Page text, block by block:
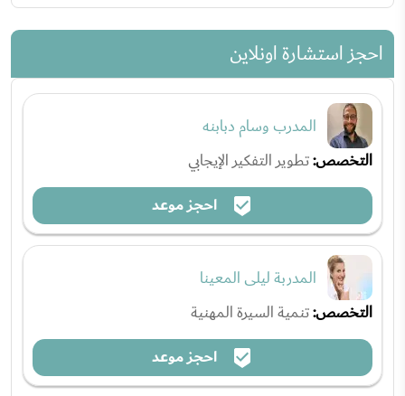
احجز استشارة اونلاين
المدرب وسام دبابنه
التخصص:تطوير التفكير الإيجابي
احجز موعد
المدربة ليلى المعينا
التخصص:تنمية السيرة المهنية
احجز موعد